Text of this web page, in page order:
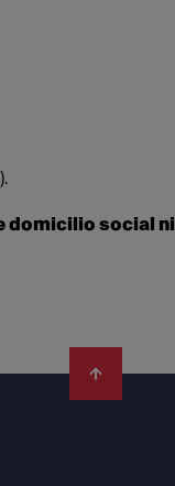
domicilio social ni